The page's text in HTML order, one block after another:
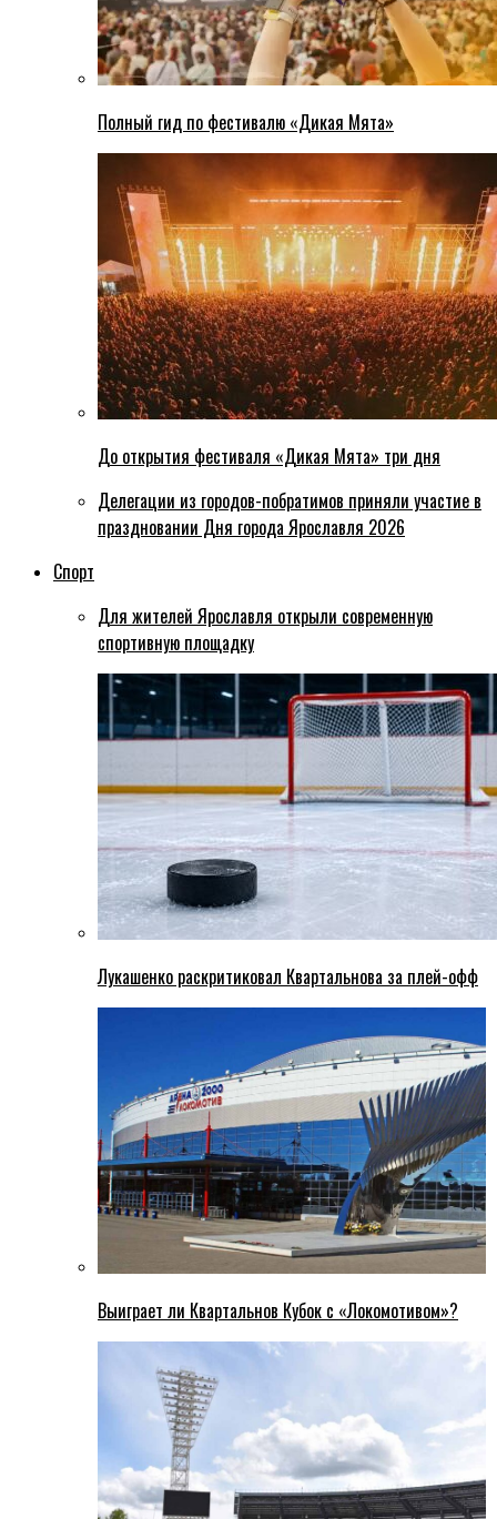
Полный гид по фестивалю «Дикая Мята»
До открытия фестиваля «Дикая Мята» три дня
Делегации из городов-побратимов приняли участие в
праздновании Дня города Ярославля 2026
Спорт
Для жителей Ярославля открыли современную
спортивную площадку
Лукашенко раскритиковал Квартальнова за плей-офф
Выиграет ли Квартальнов Кубок с «Локомотивом»?